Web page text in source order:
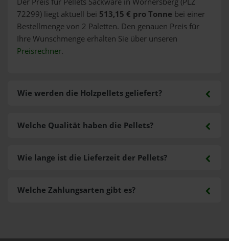
72299) liegt aktuell bei 513,15 € pro Tonne bei einer
Bestellmenge von 2 Paletten. Den genauen Preis für
Ihre Wunschmenge erhalten Sie über unseren
Preisrechner.
Wie werden die Holzpellets geliefert?
Welche Zahlungsarten gibt es?
Welche Qualität haben die Pellets?
Wie lange ist die Lieferzeit der Pellets?